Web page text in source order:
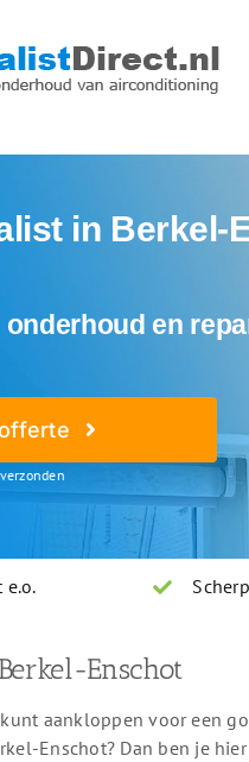
in Berkel-
en
e.o.
Enschot
aankloppen voor een
Enschot? Dan ben je